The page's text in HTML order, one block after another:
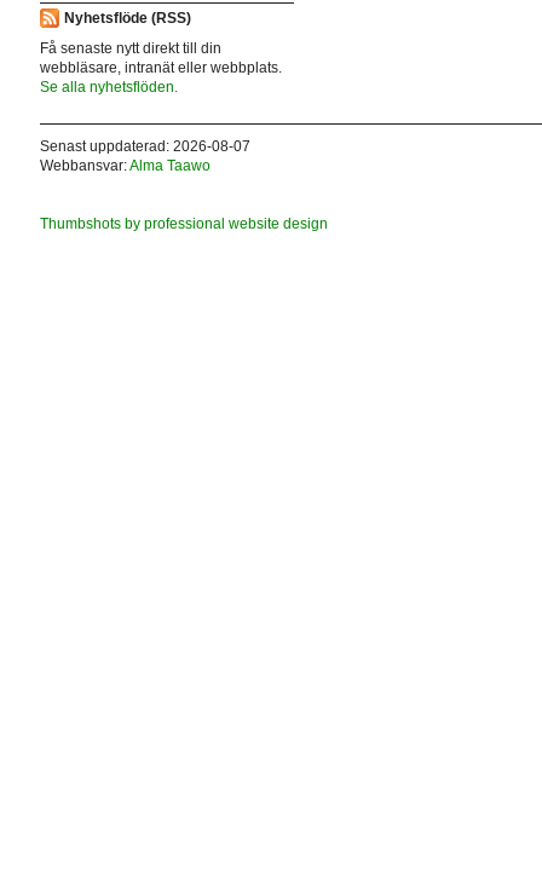
Nyhetsflöde (RSS)
Få senaste nytt direkt till din
webbläsare, intranät eller webbplats.
Se alla nyhetsflöden.
Senast uppdaterad: 2026-08-07
Webbansvar:Alma Taawo
Thumbshots by professional website design